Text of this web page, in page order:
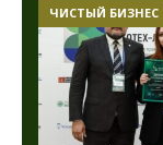
ЧИСТЫЙ БИЗНЕС